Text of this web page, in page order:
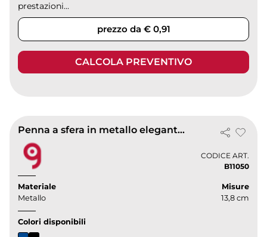
prestazioni...
prezzo da € 0,91
CALCOLA PREVENTIVO
Penna a sfera in metallo elegante con scrittura fluida
CODICE ART.
B11050
Materiale
Metallo
Misure
13,8 cm
Colori disponibili